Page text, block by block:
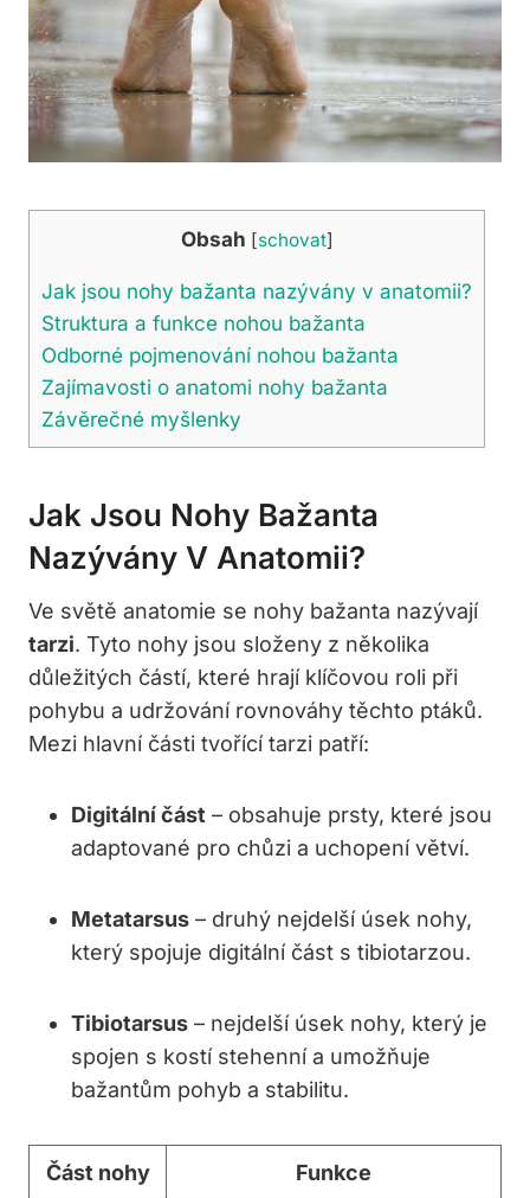
Obsah [schovat]
Jak jsou nohy bažanta nazývány v anatomii?
Struktura a funkce nohou bažanta
Odborné pojmenování nohou bažanta
Zajímavosti o anatomi nohy bažanta
Závěrečné myšlenky
Jak Jsou Nohy Bažanta
Nazývány V Anatomii?
Ve světě anatomie se nohy bažanta nazývají
tarzi. Tyto nohy jsou složeny z několika
důležitých částí, které hrají klíčovou roli při
pohybu a udržování rovnováhy těchto ptáků.
Mezi hlavní části tvořící tarzi patří:
Digitální část – obsahuje prsty, které jsou
adaptované pro chůzi a uchopení větví.
Metatarsus – druhý nejdelší úsek nohy,
který spojuje digitální část s tibiotarzou.
Tibiotarsus – nejdelší úsek nohy, který je
spojen s kostí stehenní a umožňuje
bažantům pohyb a stabilitu.
Část nohy Funkce